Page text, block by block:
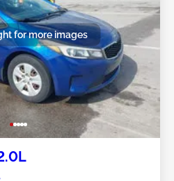
for more images